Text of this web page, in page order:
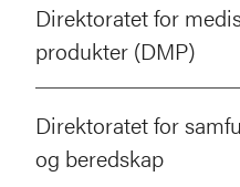
Direktoratet for
produkter (DMP)
Direktoratet for
og beredskap